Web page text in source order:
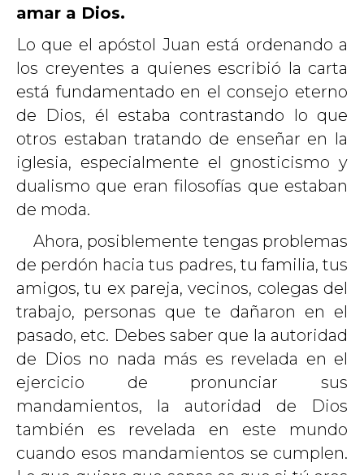
amar a Dios.
Lo que el apóstol Juan está ordenando a
los creyentes a quienes escribió la carta
está fundamentado en el consejo eterno
de Dios, él estaba contrastando lo que
otros estaban tratando de enseñar en la
iglesia, especialmente el gnosticismo y
dualismo que eran filosofías que estaban
de moda.
Ahora, posiblemente tengas problemas
de perdón hacia tus padres, tu familia, tus
amigos, tu ex pareja, vecinos, colegas del
trabajo, personas que te dañaron en el
pasado, etc. Debes saber que la autoridad
de Dios no nada más es revelada en el
ejercicio de pronunciar sus
mandamientos, la autoridad de Dios
también es revelada en este mundo
cuando esos mandamientos se cumplen.